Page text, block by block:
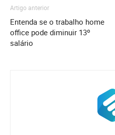
Artigo anterior
Entenda se o trabalho home
office pode diminuir 13º
salário